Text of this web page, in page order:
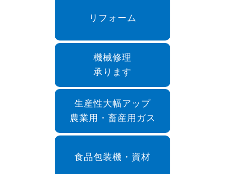
リフォーム
機械修理
承ります
生産性大幅アップ
農業用・畜産用ガス
食品包装機・資材